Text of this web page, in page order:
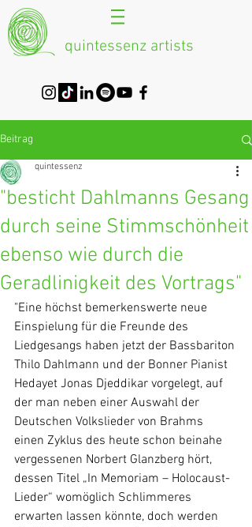
quintessenz artists
Beitrag
"besticht Dahlmanns Gesang
durch seine Stimmschönheit
ebenso wie durch die
Geradlinigkeit des Vortrags"
quintessenz
"Eine höchst bemerkenswerte neue
Einspielung für die Freunde des
Liedgesangs haben jetzt der Bassbariton
Thilo Dahlmann und der Bonner Pianist
Hedayet Jonas Djeddikar vorgelegt, auf
der man neben einer Auswahl der
Deutschen Volkslieder von Brahms
einen Zyklus des heute schon beinahe
vergessenen Norbert Glanzberg hört,
dessen Titel „In Memoriam – Holocaust-
Lieder“ womöglich Schlimmeres
erwarten lassen könnte, doch werden